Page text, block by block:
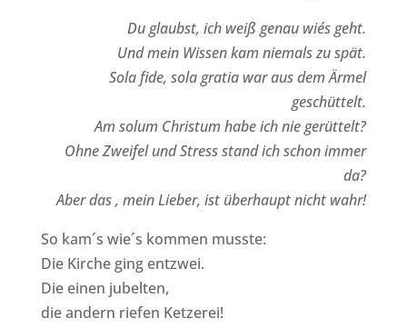
Du glaubst, ich weiß genau wie´s geht.
Und mein Wissen kam niemals zu spät.
Sola fide, sola gratia war aus dem Ärmel
geschüttelt.
Am solum Christum habe ich nie gerüttelt?
Ohne Zweifel und Stress stand ich schon immer
da?
Aber das , mein Lieber, ist überhaupt nicht wahr!
So kam´s wie´s kommen musste:
Die Kirche ging entzwei.
Die einen jubelten,
die andern riefen Ketzerei!